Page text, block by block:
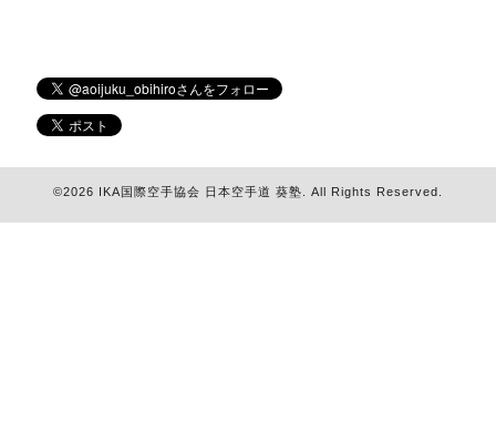
©2026 IKA国際空手協会 日本空手道 葵塾 . All Rights Reserved.